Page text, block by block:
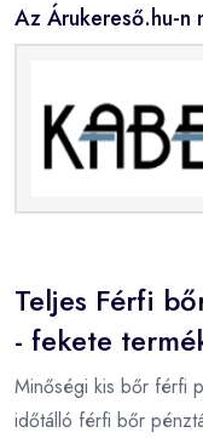
Az Árukereső.hu-n
Teljes Férfi
- fekete
Minőségi kis bőr férfi
időtálló férfi bőr